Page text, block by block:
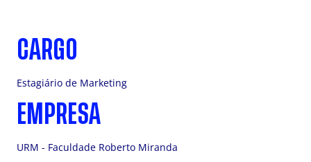
CARGO
Estagiário de Marketing
EMPRESA
URM - Faculdade Roberto Miranda